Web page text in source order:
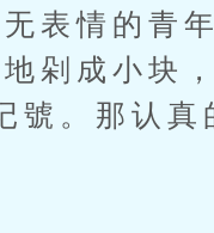
表情的青年
剁成小块
號。那认